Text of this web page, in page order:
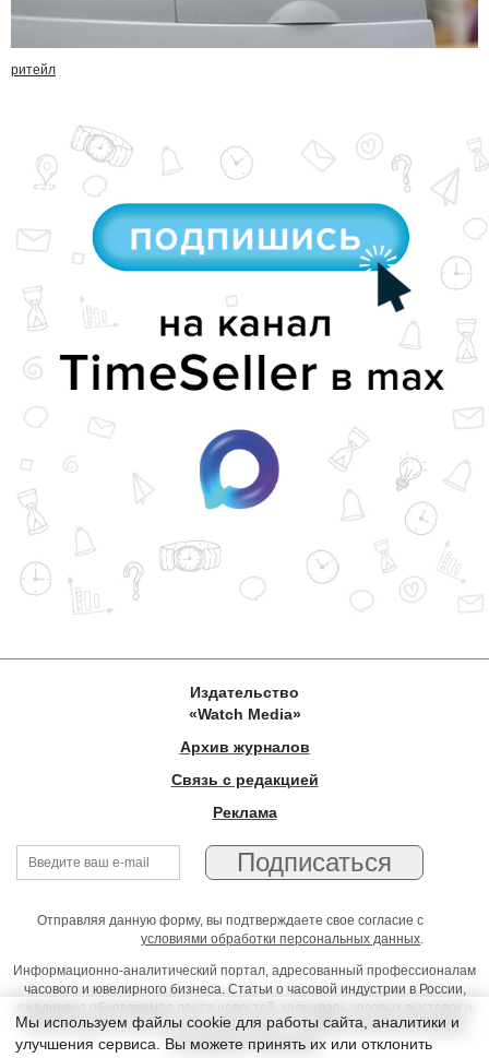
ритейл
Издательство
«Watch Media»
Архив журналов
Связь с редакцией
Реклама
Отправляя данную форму, вы подтверждаете свое согласие с
условиями обработки персональных данных.
Информационно-аналитический портал, адресованный профессионалам
часового и ювелирного бизнеса. Статьи о часовой индустрии в России,
ежедневно обновляемая лента новостей, календарь часовых выставок и
презентаций, on-line консультации юриста, профессиональный форум
часовщиков и ювелиров
Мы используем файлы cookie для работы сайта, аналитики и
улучшения сервиса. Вы можете принять их или отклонить